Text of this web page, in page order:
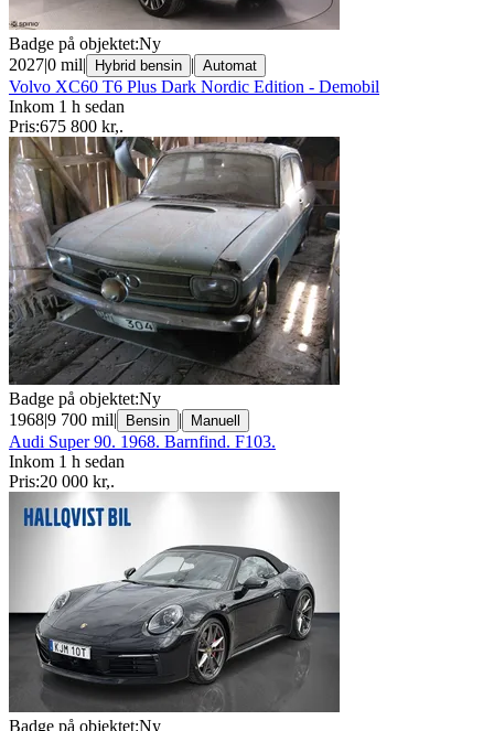
Badge på objektet:Ny
2027|0 mil| Hybrid bensin | Automat
Volvo XC60 T6 Plus Dark Nordic Edition - Demobil
Inkom 1 h sedan
Pris:675 800 kr,.
Badge på objektet:Ny
1968|9 700 mil| Bensin | Manuell
Audi Super 90. 1968. Barnfind. F103.
Inkom 1 h sedan
Pris:20 000 kr,.
Badge på objektet:Ny